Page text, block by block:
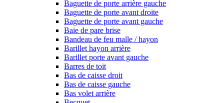
Baguette de porte arrière gauche
Baguette de porte avant droite
Baguette de porte avant gauche
Baie de pare brise
Bandeau de feu malle / hayon
Barillet hayon arrière
Barillet porte avant gauche
Barres de toit
Bas de caisse droit
Bas de caisse gauche
Bas volet arrière